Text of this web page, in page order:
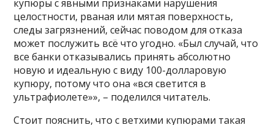
купюры с явными признаками нарушения
целостности, рваная или мятая поверхность,
следы загрязнений, сейчас поводом для отказа
может послужить всё что угодно. «Был случай, что
все банки отказывались принять абсолютно
новую и идеальную с виду 100-долларовую
купюру, потому что она «вся светится в
ультрафиолете»», – поделился читатель.
Стоит пояснить, что с ветхими купюрами такая